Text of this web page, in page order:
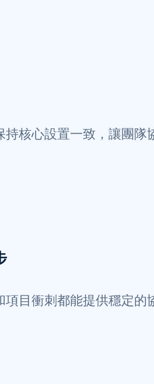
持核心設置一致，讓團隊
項目衝刺都能提供穩定的